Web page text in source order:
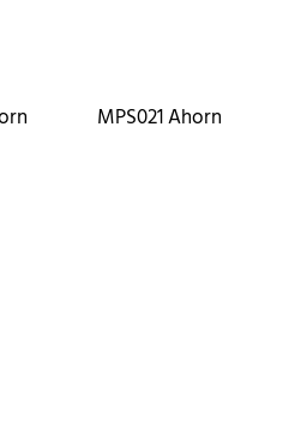
MPS021 Ahorn